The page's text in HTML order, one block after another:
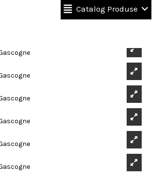
Catalog Produse